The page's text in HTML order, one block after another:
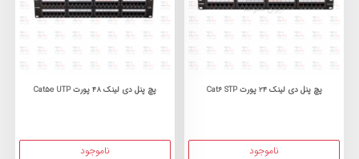
پچ پنل دی لینک 24 پورت Cat6 STP
ناموجود
پچ پنل دی لینک 48 پورت Cat5e UTP
ناموجود